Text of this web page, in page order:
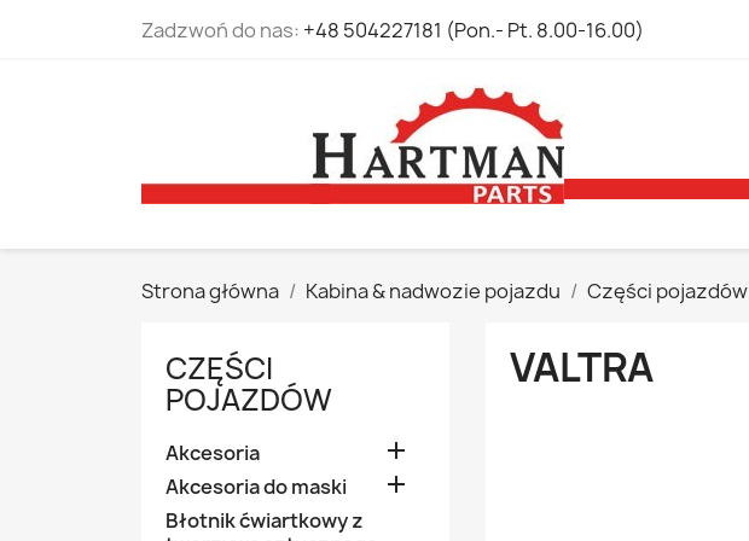
Zadzwoń do nas: +48 504227181 (Pon.- Pt. 8.00-16.00)
Strona główna Kabina & nadwozie pojazdu Części pojazdów
CZĘŚCI
POJAZDÓW
Akcesoria 
Akcesoria do maski 
Błotnik ćwiartkowy z
VALTRA